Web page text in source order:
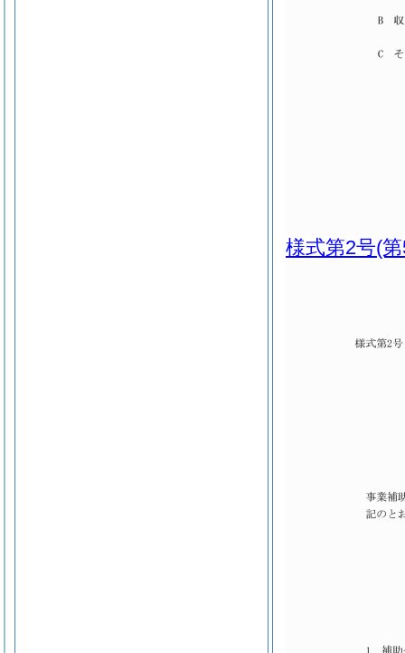
様式第2号(